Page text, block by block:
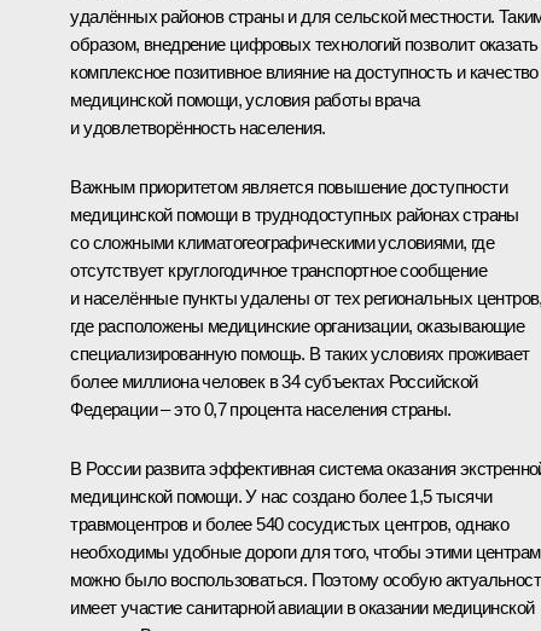
удалённых районов страны и для сельской местности.
образом, внедрение цифровых технологий позволит оказать
комплексное позитивное влияние на доступность и качество
медицинской помощи, условия работы врача
и удовлетворённость населения.
Важным приоритетом является повышение доступности
медицинской помощи в труднодоступных районах страны
со сложными климатогеографическими условиями, где
отсутствует круглогодичное транспортное сообщение
и населённые пункты удалены от тех региональных
где расположены медицинские организации, оказывающие
специализированную помощь. В таких условиях проживает
более миллиона человек в 34 субъектах Российской
Федерации – это 0,7 процента населения страны.
В России развита эффективная система оказания
медицинской помощи. У нас создано более 1,5 тысячи
травмоцентров и более 540 сосудистых центров, однако
необходимы удобные дороги для того, чтобы этими
можно было воспользоваться. Поэтому особую
имеет участие санитарной авиации в оказании медицинской